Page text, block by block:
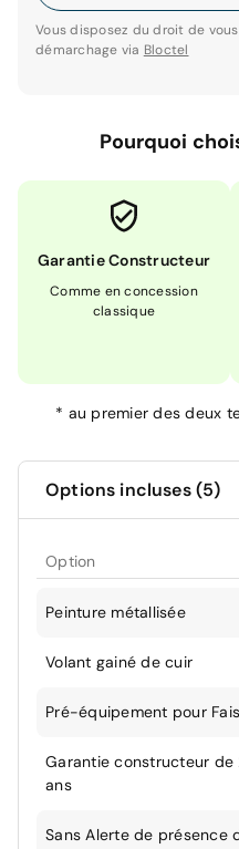
Vous disposez du droit de
démarchage via Bloctel
Pourquoi
Garantie Constructeur
Comme en concession
classique
* au premier des deux
Options incluses (5)
Option
Peinture métallisée
Volant gainé de cuir
Pré-équipement pour
Garantie constructeur de
ans
Sans Alerte de présence